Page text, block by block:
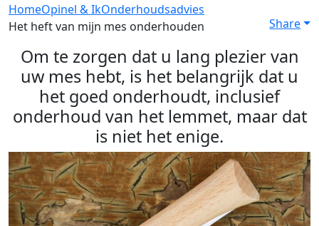
HomeOpinel & IkOnderhoudsadvies
Het heft van mijn mes onderhouden
Share
Om te zorgen dat u lang plezier van
uw mes hebt, is het belangrijk dat u
het goed onderhoudt, inclusief
onderhoud van het lemmet, maar dat
is niet het enige.